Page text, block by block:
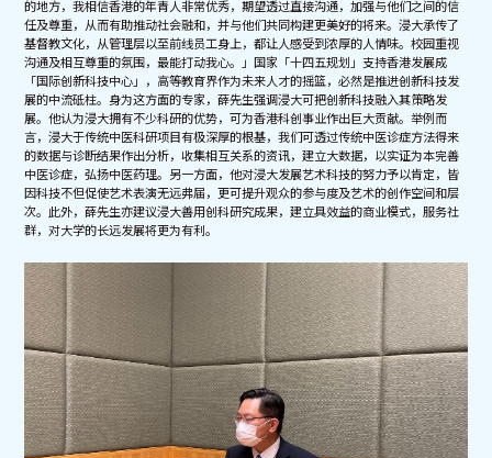
的地方，我相信香港的年青人非常优秀，期望透过直接沟通，加强与他们之间的信
任及尊重，从而有助推动社会融和，并与他们共同构建更美好的将来。浸大承传了
基督教文化，从管理层以至前线员工身上，都让人感受到浓厚的人情味。校园重视
沟通及相互尊重的氛围，最能打动我心。」国家「十四五规划」支持香港发展成
「国际创新科技中心」，高等教育界作为未来人才的摇篮，必然是推进创新科技发
展的中流砥柱。身为这方面的专家，薛先生强调浸大可把创新科技融入其策略发
展。他认为浸大拥有不少科研的优势，可为香港科创事业作出巨大贡献。举例而
言，浸大于传统中医科研项目有极深厚的根基，我们可透过传统中医诊症方法得来
的数据与诊断结果作出分析，收集相互关系的资讯，建立大数据，以实证为本完善
中医诊症，弘扬中医药理。另一方面，他对浸大发展艺术科技的努力予以肯定，皆
因科技不但促使艺术表演无远弗届，更可提升观众的参与度及艺术的创作空间和层
次。此外，薛先生亦建议浸大善用创科研究成果，建立具效益的商业模式，服务社
群，对大学的长远发展将更为有利。